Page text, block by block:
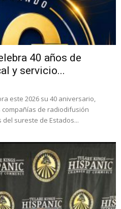
40 años de
y servicio...
este 2026 su 40 aniversario,
de radiodifusión
sureste de Estados...